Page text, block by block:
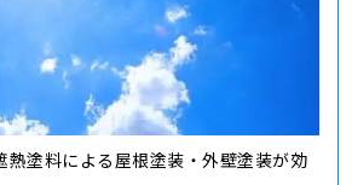
熱塗料による屋根塗装・外壁塗装が効